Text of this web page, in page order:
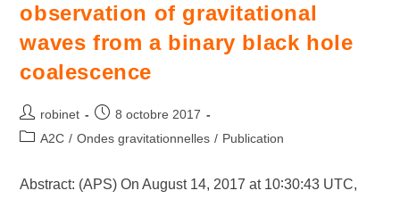
observation of gravitational
waves from a binary black hole
coalescence
robinet
8 octobre 2017
A2C / Ondes gravitationnelles / Publication
Abstract: (APS) On August 14, 2017 at 10∶30:43 UTC,